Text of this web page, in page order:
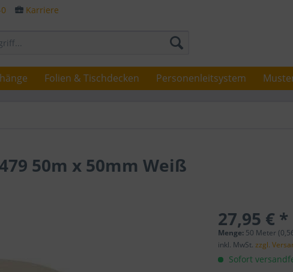
Karriere
Folien & Tischdecken Personenleitsystem
50m x 50mm Weiß
27,95 € *
Menge: 50 Meter
inkl. MwSt.zzgl.
Sofort